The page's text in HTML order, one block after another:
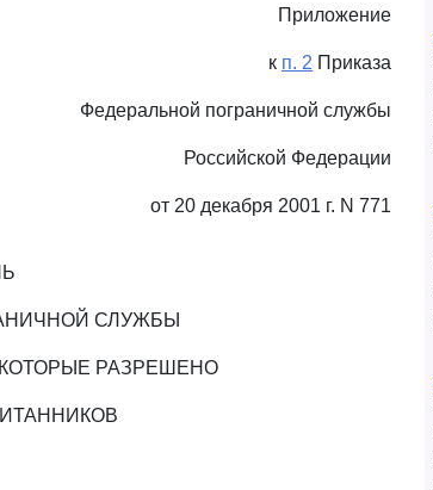
Приложение
к п. 2 Приказа
Федеральной пограничной службы
Российской Федерации
от 20 декабря 2001 г. N 771
СЛУЖБЫ
РАЗРЕШЕНО